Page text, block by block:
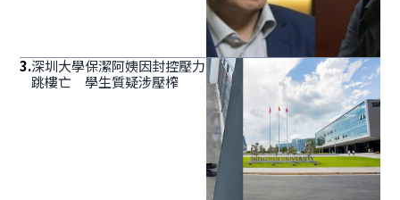
3.深圳大學保潔阿姨因封控壓力
跳樓亡 學生質疑涉壓榨